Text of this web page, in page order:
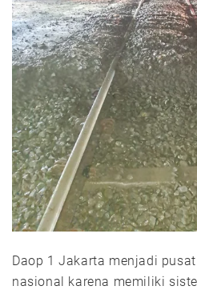
Daop 1 Jakarta menjadi
nasional karena memiliki